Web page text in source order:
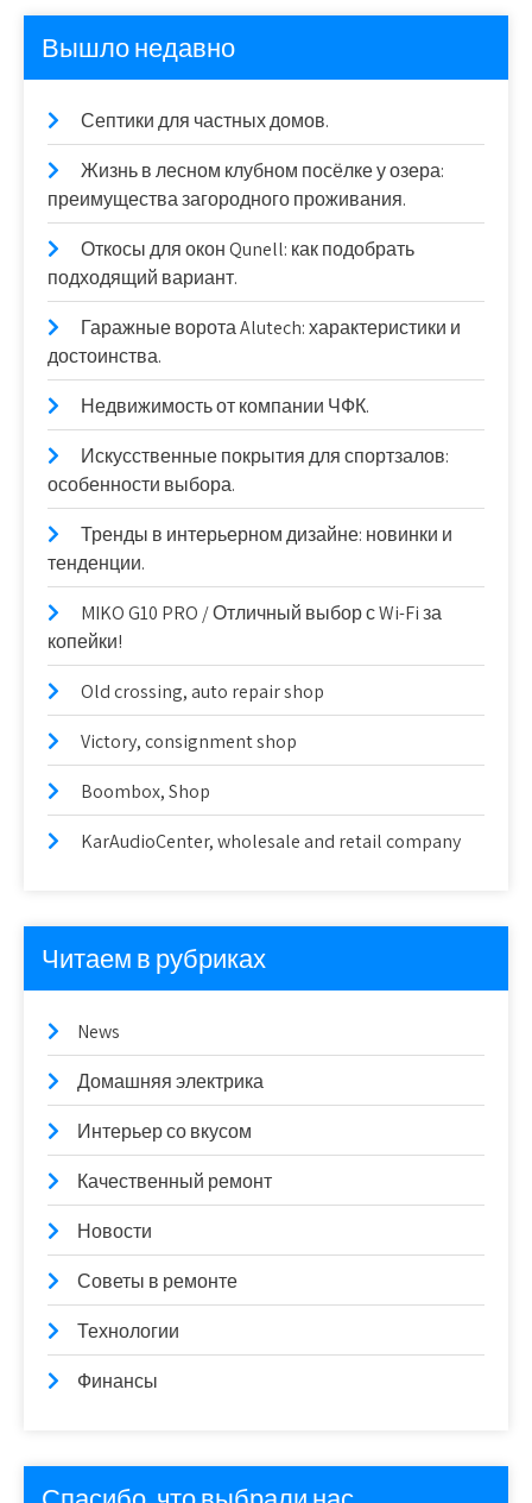
Вышло недавно
Септики для частных домов.
Жизнь в лесном клубном посёлке у озера:
преимущества загородного проживания.
Откосы для окон Qunell: как подобрать
подходящий вариант.
Гаражные ворота Alutech: характеристики и
достоинства.
Недвижимость от компании ЧФК.
Искусственные покрытия для спортзалов:
особенности выбора.
Тренды в интерьерном дизайне: новинки и
тенденции.
MIKO G10 PRO / Отличный выбор с Wi-Fi за
копейки!
Old crossing, auto repair shop
Victory, consignment shop
Boombox, Shop
KarAudioCenter, wholesale and retail company
Читаем в рубриках
News
Домашняя электрика
Интерьер со вкусом
Качественный ремонт
Новости
Советы в ремонте
Технологии
Финансы